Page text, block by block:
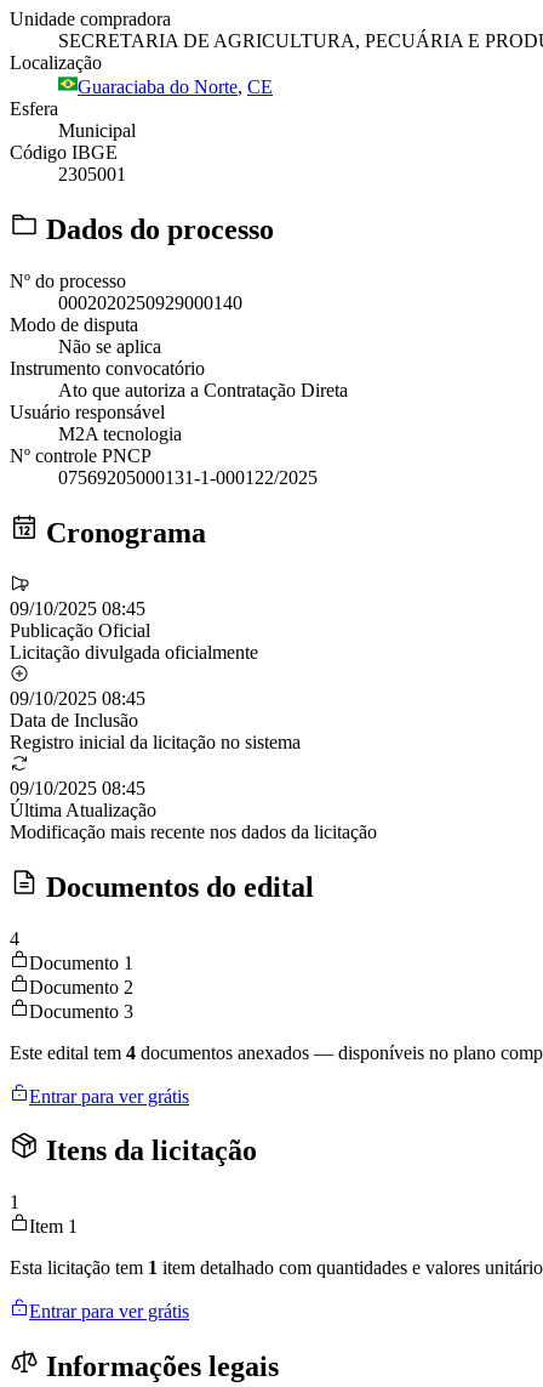
Unidade compradora
SECRETARIA DE AGRICULTURA, PECUÁRIA E
Localização
Guaraciaba do Norte, CE
Esfera
Municipal
Código IBGE
2305001
Dados do processo
Nº do processo
0002020250929000140
Modo de disputa
Não se aplica
Instrumento convocatório
Ato que autoriza a Contratação Direta
Usuário responsável
M2A tecnologia
Nº controle PNCP
07569205000131-1-000122/2025
Cronograma
09/10/2025 08:45
Publicação Oficial
Licitação divulgada oficialmente
09/10/2025 08:45
Data de Inclusão
Registro inicial da licitação no sistema
09/10/2025 08:45
Última Atualização
Modificação mais recente nos dados da licitação
Documentos do edital
4
Documento 1
Documento 2
Documento 3
Este edital tem 4 documentos anexados — disponíveis no plano
Entrar para ver grátis
Itens da licitação
1
Item 1
Esta licitação tem 1 item detalhado com quantidades e valores
Entrar para ver grátis
Informações legais